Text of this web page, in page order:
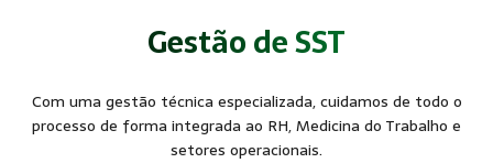
Gestão de SST
Com uma gestão técnica especializada, cuidamos de todo o
processo de forma integrada ao RH, Medicina do Trabalho e
setores operacionais.